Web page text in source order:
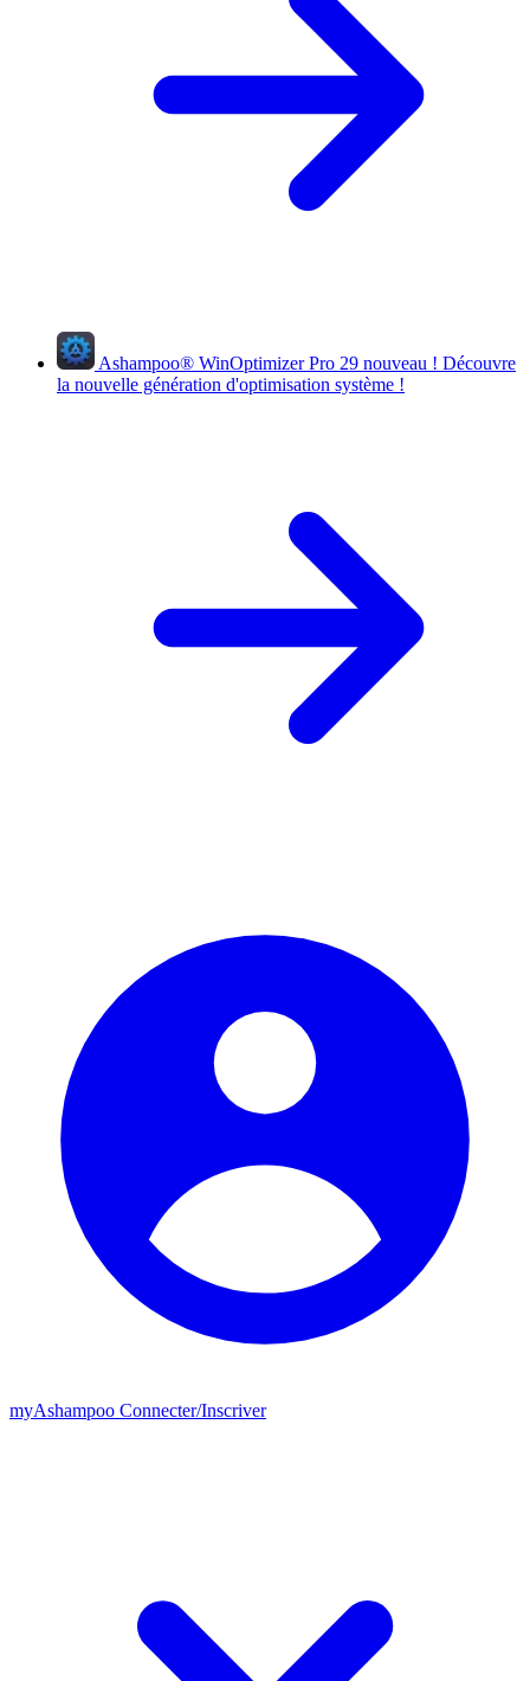
Ashampoo® WinOptimizer Pro 29 nouveau ! Découvre
la nouvelle génération d'optimisation système !
myAshampoo Connecter/Inscriver